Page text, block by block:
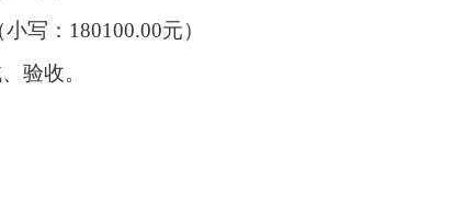
小写： 180100.00元）
验收。